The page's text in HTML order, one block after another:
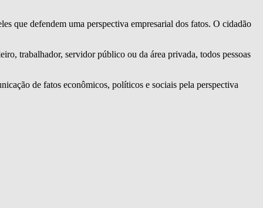
que defendem uma perspectiva empresarial dos fatos. O cidadão
trabalhador, servidor público ou da área privada, todos pessoas
de fatos econômicos, políticos e sociais pela perspectiva